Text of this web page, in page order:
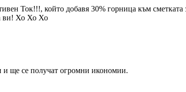
Ток!!!, който добавя 30% горница към сметката
ви! Хо Хо Хо
и ще се получат огромни икономии.